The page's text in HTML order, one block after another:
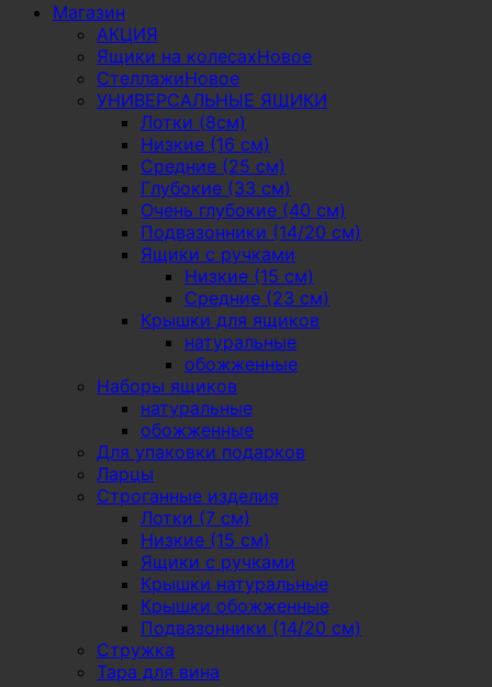
Магазин
АКЦИЯ
Ящики на колесах
Стеллажи
УНИВЕРСАЛЬНЫЕ ЯЩИКИ
Лотки (8см)
Низкие (16 см)
Средние (25 см)
Глубокие (33 см)
Очень глубокие (40 см)
Подвазонники (14/20 см)
Ящики с ручками
Низкие (15 см)
Средние (23 см)
Крышки для ящиков
натуральные
обожженные
Наборы ящиков
натуральные
обожженные
Для упаковки подарков
Ларцы
Строганные изделия
Лотки (7 см)
Низкие (15 см)
Ящики с ручками
Крышки натуральные
Крышки обожженные
Подвазонники (14/20 см)
Стружка
Тара для вина